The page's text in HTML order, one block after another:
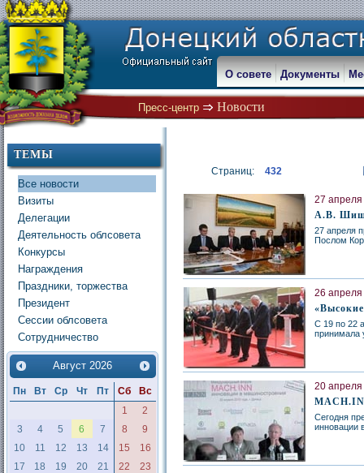
Пресс-центр Новости
О совете Документы
ТЕМЫ
Все новости
Визиты
Делегации
Деятельность облсовета
Конкурсы
Награждения
Праздники, торжества
Президент
Сессии облсовета
Сотрудничество
Август 2026
Пн Вт Ср Чт Пт Сб
Вс
1
2
3
4 5 6 7 8
9
10
11 12 13 14 15
16
17
18 19 20 21 22
23
Страниц: 432
27 апреля
А.В.
27 апреля
Послом
26 апреля
С 19 по 22
принимала
20 апреля
Сегодня
инновации